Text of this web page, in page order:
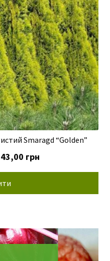
Smaragd “Golden”
Оригінальна
грн.
43,00 грн